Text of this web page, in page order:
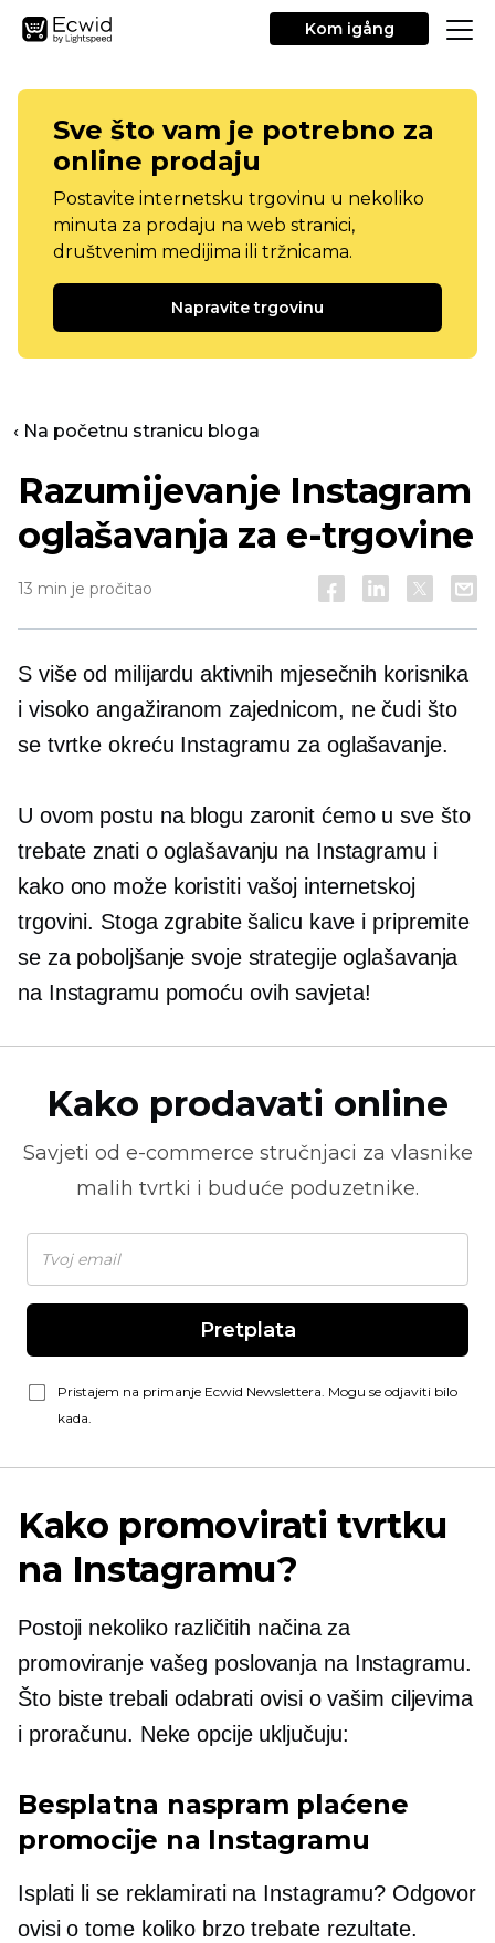
Kom igång
Sve što vam je potrebno za
online prodaju
Postavite internetsku trgovinu u nekoliko
minuta za prodaju na web stranici,
društvenim medijima ili tržnicama.
Napravite trgovinu
‹ Na početnu stranicu bloga
Razumijevanje Instagram
oglašavanja za e-trgovine
13 min je pročitao
S više od milijardu aktivnih mjesečnih korisnika
i visoko angažiranom zajednicom, ne čudi što
se tvrtke okreću Instagramu za oglašavanje.
U ovom postu na blogu zaronit ćemo u sve što
trebate znati o oglašavanju na Instagramu i
kako ono može koristiti vašoj internetskoj
trgovini. Stoga zgrabite šalicu kave i pripremite
se za poboljšanje svoje strategije oglašavanja
na Instagramu pomoću ovih savjeta!
Kako prodavati online
Savjeti od e-commerce stručnjaci za vlasnike
malih tvrtki i buduće poduzetnike.
Pretplata
Pristajem na primanje Ecwid Newslettera. Mogu se odjaviti bilo
kada.
Kako promovirati tvrtku
na Instagramu?
Postoji nekoliko različitih načina za
promoviranje vašeg poslovanja na Instagramu.
Što biste trebali odabrati ovisi o vašim ciljevima
i proračunu. Neke opcije uključuju:
Besplatna naspram plaćene
promocije na Instagramu
Isplati li se reklamirati na Instagramu? Odgovor
ovisi o tome koliko brzo trebate rezultate.